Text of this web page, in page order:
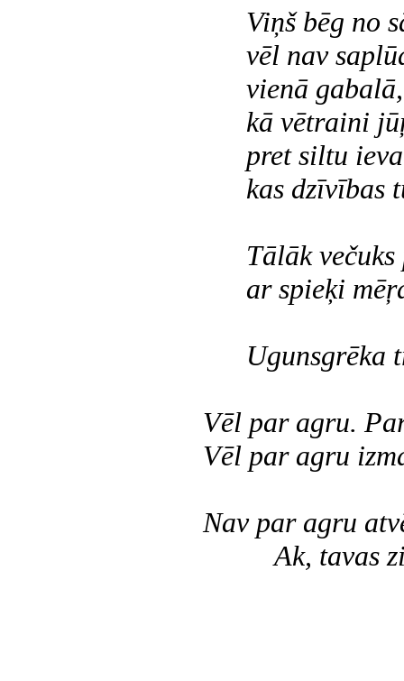
Viņš bēg no
vēl nav
vienā
kā vētraini
pret siltu
kas dzīvības
Tālāk večuks
ar spieķi
Ugunsgrēka
Vēl par agru.
Vēl par agru
Nav par agru
Ak, tavas